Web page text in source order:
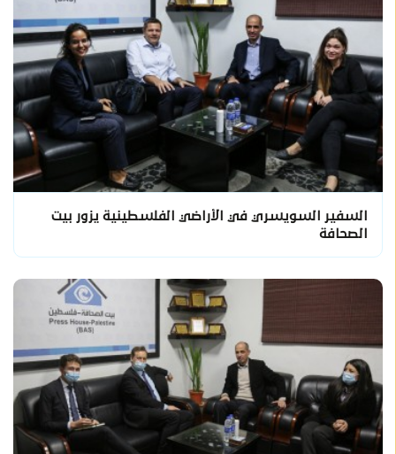
السفير السويسري في الأراضي الفلسطينية يزور بيت
الصحافة